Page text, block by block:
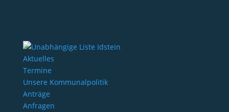
Aktuelles
Termine
Unsere Kommunalpolitik
Anträge
Anfragen